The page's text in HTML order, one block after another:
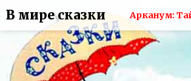
В мире сказки Арканум: